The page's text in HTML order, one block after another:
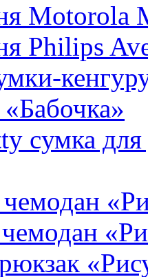
Motorola
Philips
cумка для